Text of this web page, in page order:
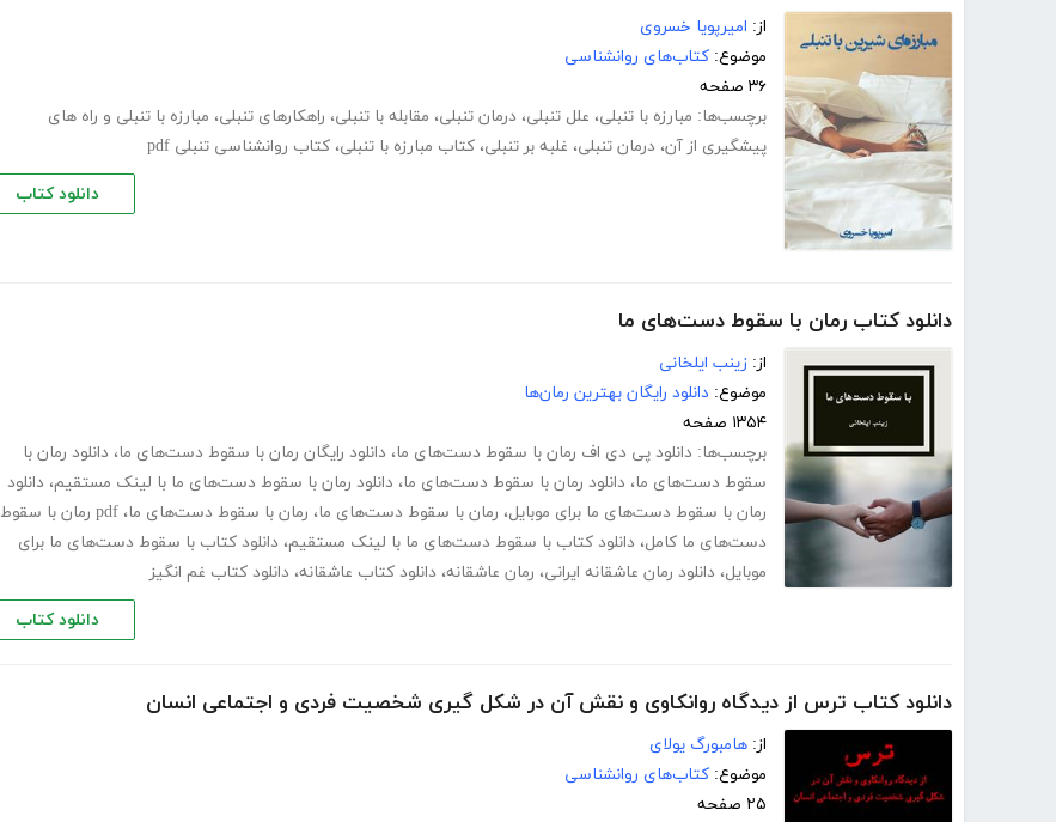
از: امیرپویا خسروی
موضوع: کتاب‌های روانشناسی
۳۶ صفحه
برچسب‌ها: مبارزه با تنبلی، علل تنبلی، درمان تنبلی، مقابله با تنبلی، راهکارهای تنبلی، مبارزه با تنبلی و راه های
پیشگیری از آن، درمان تنبلی، غلبه بر تنبلی، کتاب مبارزه با تنبلی، کتاب روانشناسی تنبلی pdf
دانلود کتاب
دانلود کتاب رمان با سقوط دست‌های ما
از: زینب ایلخانی
موضوع: دانلود رایگان بهترین رمان‌ها
۱۳۵۴ صفحه
برچسب‌ها: دانلود پی دی اف رمان با سقوط دست‌های ما، دانلود رایگان رمان با سقوط دست‌های ما، دانلود رمان با
سقوط دست‌های ما، دانلود رمان با سقوط دست‌های ما، دانلود رمان با سقوط دست‌های ما با لینک مستقیم، دانلود
رمان با سقوط دست‌های ما برای موبایل، رمان با سقوط دست‌های ما، رمان با سقوط دست‌های ما،
pdf رمان با سقوط
دست‌های ما کامل، دانلود کتاب با سقوط دست‌های ما با لینک مستقیم، دانلود کتاب با سقوط دست‌های ما برای
موبایل، دانلود رمان عاشقانه ایرانی، رمان عاشقانه، دانلود کتاب عاشقانه، دانلود کتاب غم انگیز
دانلود کتاب
دانلود کتاب ترس از دیدگاه روانکاوی و نقش آن در شکل گیری شخصیت فردی و اجتماعی انسان
از: هامبورگ یولای
موضوع: کتاب‌های روانشناسی
۲۵ صفحه